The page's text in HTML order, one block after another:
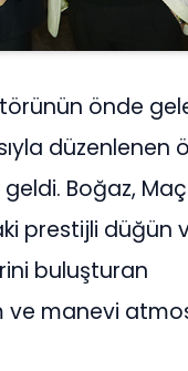
önde
düzenlenen
Boğaz,
prestijli düğün
buluşturan
ve manevi